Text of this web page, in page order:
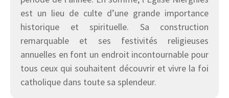
est un lieu de culte d’une grande importance
historique et spirituelle. Sa construction
remarquable et ses festivités religieuses
annuelles en font un endroit incontournable pour
tous ceux qui souhaitent découvrir et vivre la foi
catholique dans toute sa splendeur.